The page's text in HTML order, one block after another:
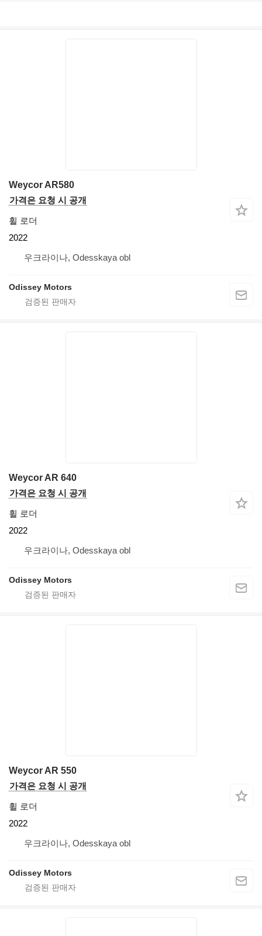
Weycor AR580
가격은 요청 시 공개
휠 로더
2022
우크라이나, Odesskaya obl
Odissey Motors
Weycor AR 640
가격은 요청 시 공개
휠 로더
2022
우크라이나, Odesskaya obl
Odissey Motors
Weycor AR 550
가격은 요청 시 공개
휠 로더
2022
우크라이나, Odesskaya obl
Odissey Motors